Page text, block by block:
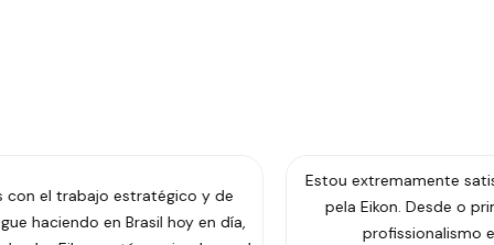
Estou extremamente satisfeito com os serviços oferecidos
pela Eikon. Desde o primeiro contato, fui tratado com
profissionalismo e atenção. A qualidade e o